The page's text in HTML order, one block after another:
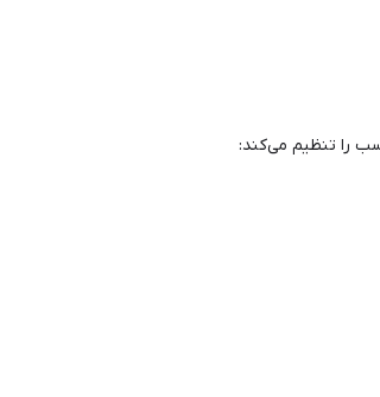
را تنظیم می‌کند: